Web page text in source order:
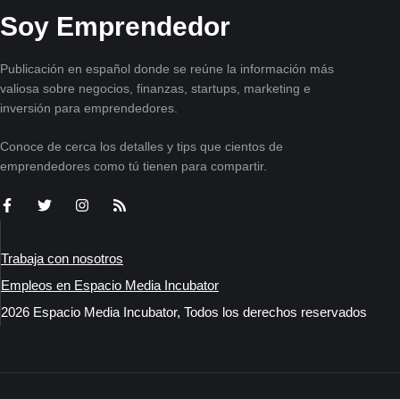
Soy Emprendedor
Publicación en español donde se reúne la información más
valiosa sobre negocios, finanzas, startups, marketing e
inversión para emprendedores.
Conoce de cerca los detalles y tips que cientos de
emprendedores como tú tienen para compartir.
Trabaja con nosotros
Empleos en Espacio Media Incubator
2026 Espacio Media Incubator, Todos los derechos reservados